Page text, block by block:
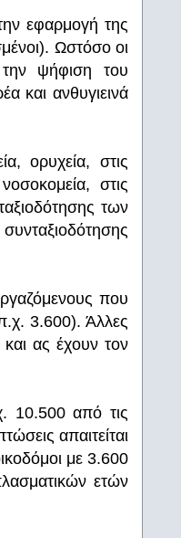
εφαρμογή της
Ωστόσο οι
την ψήφιση του
και ανθυγιεινά
ορυχεία, στις
στις
των
που
3.600). Άλλες
και ας έχουν τον
10.500 από τις
απαιτείται
με 3.600
ετών